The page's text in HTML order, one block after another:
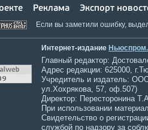
Реклама Экспорт
Если вы заметили ошибку,
Интернет-издание
Главный редактор:
Адрес редакции: 625000,
Учредитель и издатель:
ул.Хохрякова, 57, оф.507)
Директор: Пересторонина
При использовании
Свидетельство о
службой по надзору за